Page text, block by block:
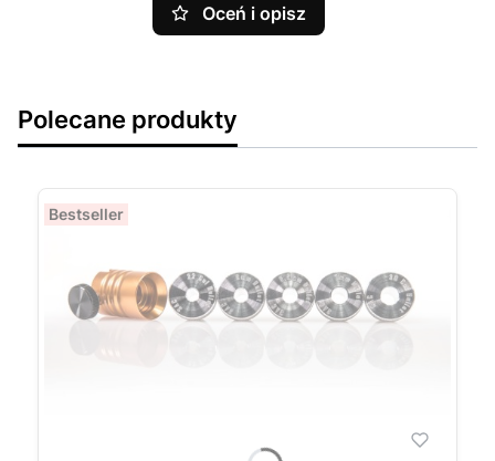
Oceń i opisz
Polecane produkty
Bestseller